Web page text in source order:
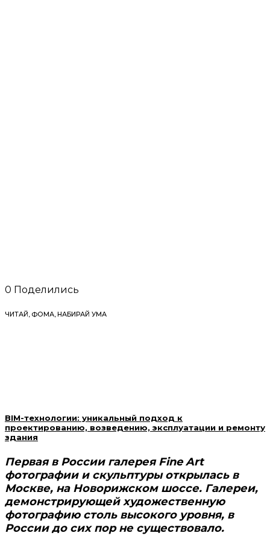
0 Поделились
ЧИТАЙ, ФОМА, НАБИРАЙ УМА
BIM-технологии: уникальный подход к
проектированию, возведению, эксплуатации и ремонту
здания
Первая в России галерея Fine Art
фотографии и скульптуры открылась в
Москве, на Новорижском шоссе. Галереи,
демонстрирующей художественную
фотографию столь высокого уровня, в
России до сих пор не существовало.